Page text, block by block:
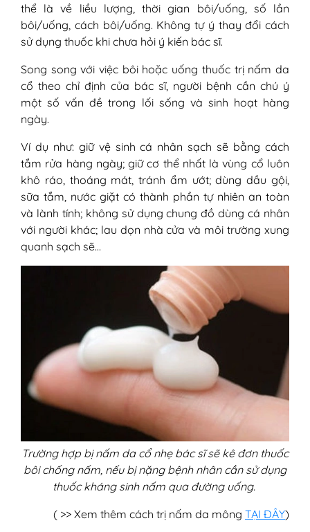
thể là về liều lượng, thời gian bôi/uống, số lần
bôi/uống, cách bôi/uống. Không tự ý thay đổi cách
sử dụng thuốc khi chưa hỏi ý kiến bác sĩ.
Song song với việc bôi hoặc uống thuốc trị nấm da
cổ theo chỉ định của bác sĩ, người bệnh cần chú ý
một số vấn đề trong lối sống và sinh hoạt hàng
ngày.
Ví dụ như: giữ vệ sinh cá nhân sạch sẽ bằng cách
tắm rửa hàng ngày; giữ cơ thể nhất là vùng cổ luôn
khô ráo, thoáng mát, tránh ẩm ướt; dùng dầu gội,
sữa tắm, nước giặt có thành phần tự nhiên an toàn
và lành tính; không sử dụng chung đồ dùng cá nhân
với người khác; lau dọn nhà cửa và môi trường xung
quanh sạch sẽ…
Trường hợp bị nấm da cổ nhẹ bác sĩ sẽ kê đơn thuốc
bôi chống nấm, nếu bị nặng bệnh nhân cần sử dụng
thuốc kháng sinh nấm qua đường uống.
( >> Xem thêm cách trị nấm da mông TẠI ĐÂY)